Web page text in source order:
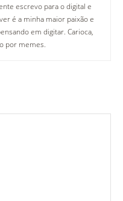
escrevo para o digital e
é a minha maior paixão e
em digitar. Carioca,
por memes.